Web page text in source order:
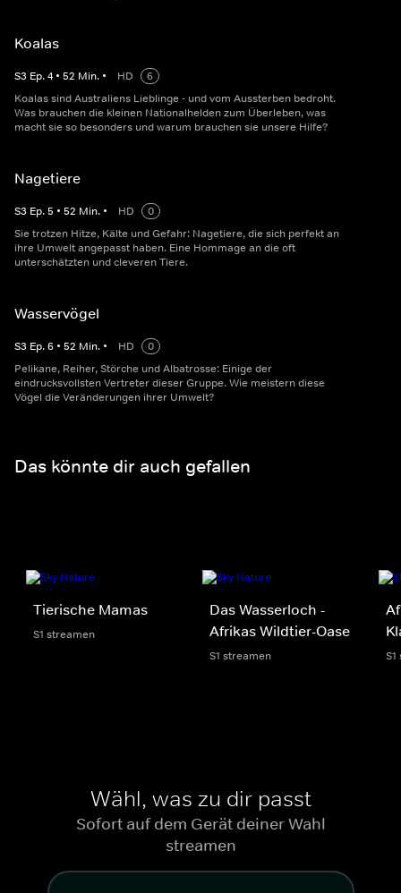
Koalas
S3 Ep.4 • 52 Min. • HD
6
Koalas sind Australiens Lieblinge - und vom Aussterben bedroht.
Was brauchen die kleinen Nationalhelden zum Überleben, was
macht sie so besonders und warum brauchen sie unsere Hilfe?
Nagetiere
S3 Ep.5 • 52 Min. • HD
0
Sie trotzen Hitze, Kälte und Gefahr: Nagetiere, die sich perfekt an
ihre Umwelt angepasst haben. Eine Hommage an die oft
unterschätzten und cleveren Tiere.
Wasservögel
S3 Ep.6 • 52 Min. • HD
0
Pelikane, Reiher, Störche und Albatrosse: Einige der
eindrucksvollsten Vertreter dieser Gruppe. Wie meistern diese
Vögel die Veränderungen ihrer Umwelt?
Das könnte dir auch gefallen
Tierische Mamas
S1 streamen
Das Wasserloch -
Afrikas Wildtier-Oase
S1 streamen
Wähl, was zu dir passt
Sofort auf dem Gerät deiner Wahl
streamen